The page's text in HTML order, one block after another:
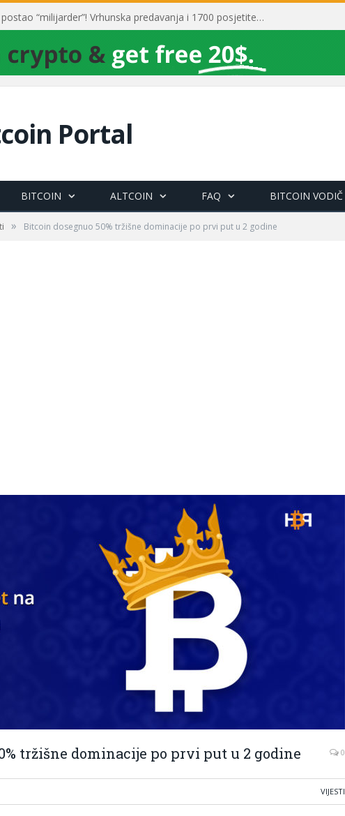
Toni Milun postao “milijarder”! Vrhunska predavanja i 1700 posjetitelja obilježili su mjesec financijske pismenosti
Portal
BITCOIN ALTCOIN FAQ BITCOIN VODIČ
» Bitcoin dosegnuo 50% tržišne dominacije po prvi put u 2 godine
tržišne dominacije po prvi put u 2 godine 0
VIJESTI